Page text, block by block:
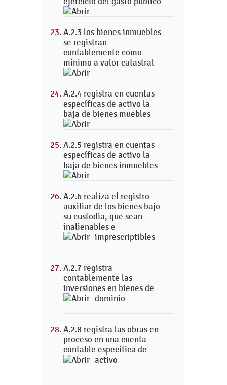
A.2.3 los bienes inmuebles
se registran
contablemente como
mínimo a valor catastral
A.2.4 registra en cuentas
específicas de activo la
baja de bienes muebles
A.2.5 registra en cuentas
específicas de activo la
baja de bienes inmuebles
A.2.6 realiza el registro
auxiliar de los bienes bajo
su custodia, que sean
inalienables e
imprescriptibles
A.2.7 registra
contablemente las
inversiones en bienes de
dominio
A.2.8 registra las obras en
proceso en una cuenta
contable específica de
activo